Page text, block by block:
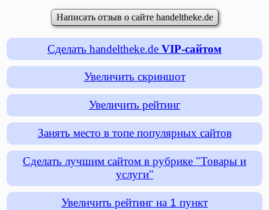
Написать отзыв о сайте handeltheke.de
Сделать handeltheke.de VIP-сайтом
Увеличить скриншот
Увеличить рейтинг
Занять место в топе популярных сайтов
Сделать лучшим сайтом в рубрике "Товары и
услуги"
Увеличить рейтинг на 1 пункт